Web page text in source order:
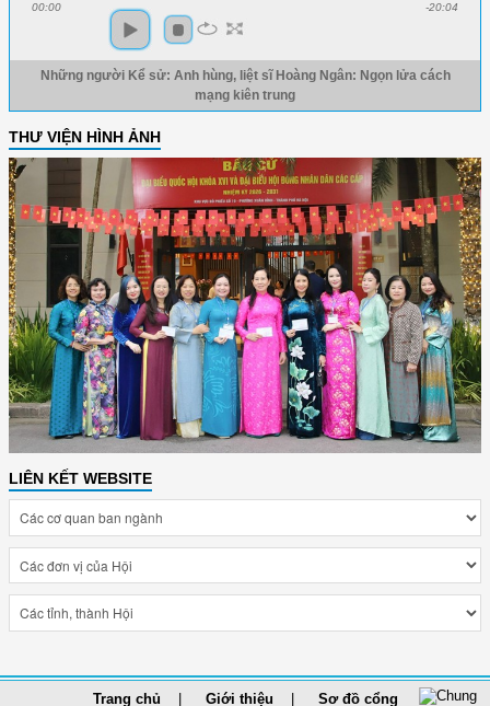
00:00 -20:04
Những người Kể sử: Anh hùng, liệt sĩ Hoàng Ngân: Ngọn lửa cách
mạng kiên trung
THƯ VIỆN HÌNH ẢNH
LIÊN KẾT WEBSITE
Trang chủ Giới thiệu Sơ đồ cổng